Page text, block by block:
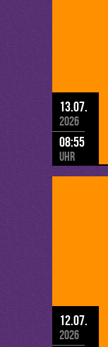
13.07.
2026
08:55
Uhr
12.07.
2026